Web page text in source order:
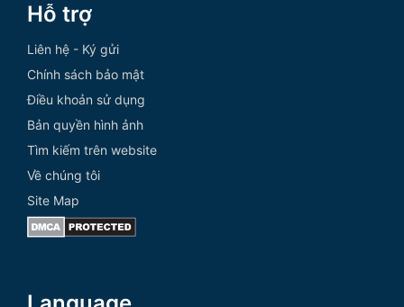
Hỗ trợ
Liên hệ - Ký gửi
Chính sách bảo mật
Điều khoản sử dụng
Bản quyền hình ảnh
Tìm kiếm trên website
Về chúng tôi
Site Map